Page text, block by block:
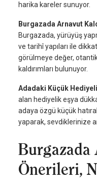
harika kareler sunuyor.
Burgazada Arnavut
Burgazada, yürüyüş
ve tarihî yapıları ile
görülmeye değer,
kaldırımları bulunuyor.
Adadaki Küçük
alan hediyelik eşya
adaya özgü küçük
yaparak, sevdiklerinize
Burgazada
Önerileri,